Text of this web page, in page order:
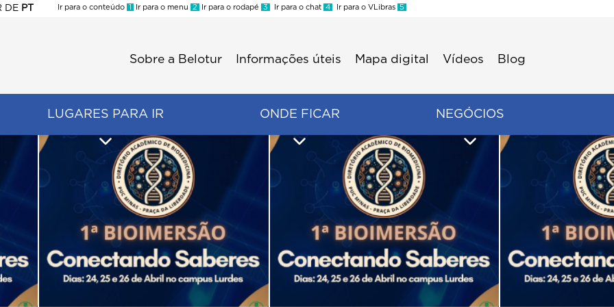
DE PT
Ir para o conteúdo 1 Ir para o menu 2 Ir para o rodapé 3 Ir para o chat 4 Ir para o VLibras 5
Sobre a Belotur Informações úteis Mapa digital Vídeos Blog
LUGARES PARA IR ONDE FICAR NEGÓCIOS